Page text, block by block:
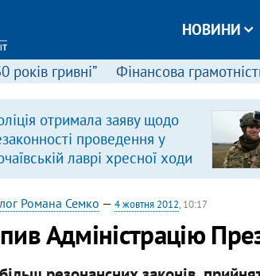
НОВИНИ
років гривні” Фінансова
отримала заяву щодо
проведення у
лаврі хресної ходи
Романа Семко — 4 жовтня 2012, 10:17
Адміністрацію